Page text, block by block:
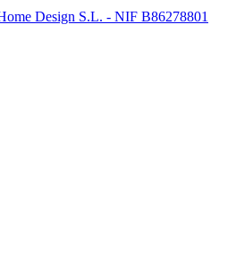
Design S.L. - NIF B86278801